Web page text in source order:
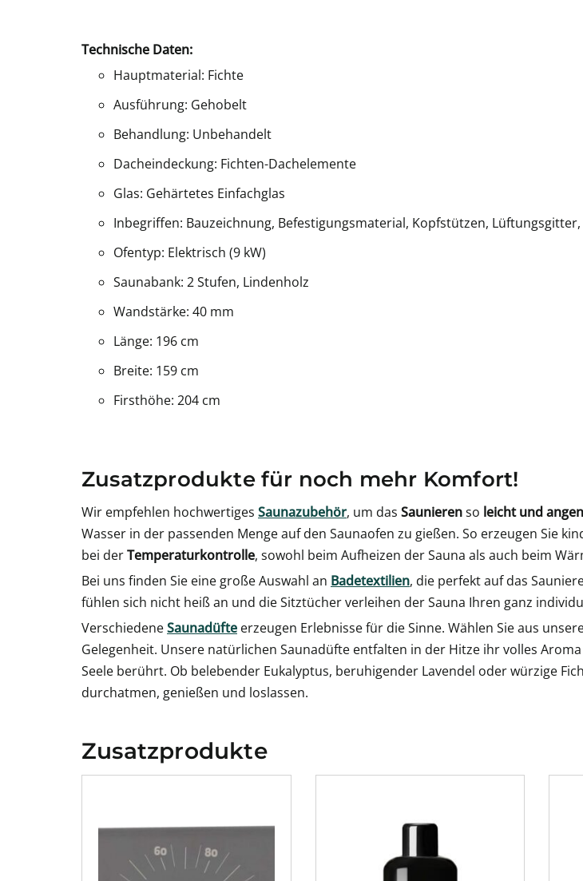
Technische Daten:
Hauptmaterial: Fichte
Ausführung: Gehobelt
Behandlung: Unbehandelt
Dacheindeckung: Fichten-Dachelemente
Glas: Gehärtetes Einfachglas
Inbegriffen: Bauzeichnung, Befestigungsmaterial, Kopfstützen,
Ofentyp: Elektrisch (9 kW)
Saunabank: 2 Stufen, Lindenholz
Wandstärke: 40 mm
Länge: 196 cm
Breite: 159 cm
Firsthöhe: 204 cm
Zusatzprodukte für noch mehr Komfort!
Wir empfehlen hochwertiges Saunazubehör, um das Saunierenso leicht und
Wasser in der passenden Menge auf den Saunaofen zu gießen. So erzeugen Sie
bei derTemperaturkontrolle, sowohl beim Aufheizen der Sauna als auch beim
Bei uns finden Sie eine große Auswahl an Badetextilien, die perfekt auf das
fühlen sich nicht heiß an und die Sitztücher verleihen der Sauna Ihren ganz
VerschiedeneSaunadüfte erzeugen Erlebnisse für die Sinne. Wählen Sie aus
Gelegenheit. Unsere natürlichen Saunadüfte entfalten in der Hitze ihr volles
Seele berührt. Ob belebender Eukalyptus, beruhigender Lavendel oder würzige
durchatmen, genießen und loslassen.
Zusatzprodukte